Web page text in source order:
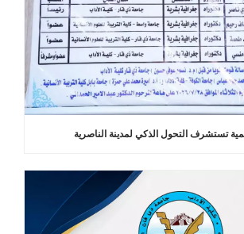
تستشرف التحول الذكي لمدينة الناصرية